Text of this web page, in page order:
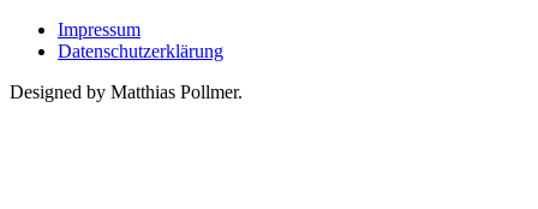
Impressum
Datenschutzerklärung
Designed by Matthias Pollmer.